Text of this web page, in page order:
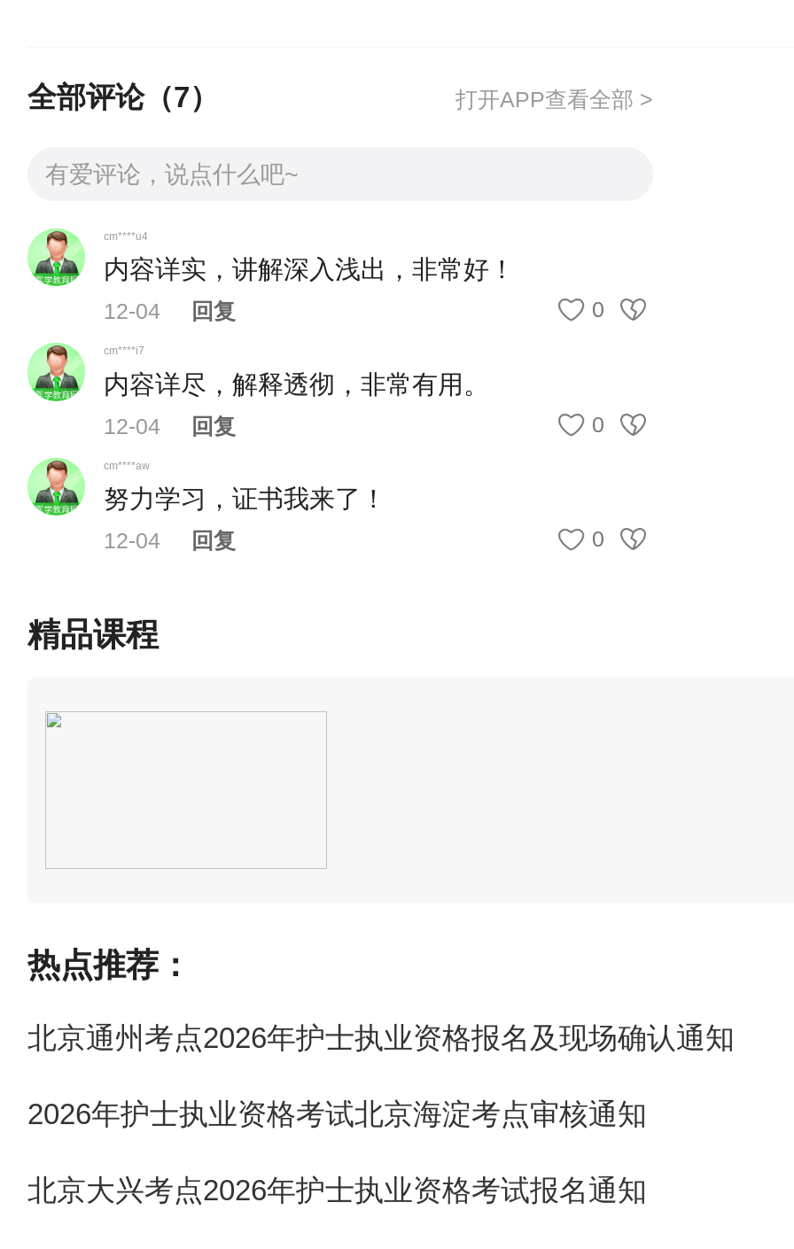
考生须在2025年12月9-22日期间，登录国家卫生健康
日持现场确认所需材料到单位（档案）所在地的现场确认点进
现场确认所需材料：
1.《2026年 护士执业资格考试报名申请表》（附件1），
2.有效身份证件原件和复印件。
生名册、学历证书鉴定证明等学籍证明材料。
治区教育厅印章）及实习证明（请按照实习证明模板提供，
1.市卫生信息与医学考试中心负责市直各医疗卫生机构考
请市直各医疗卫生机构对本单位符合报名条件考生资料的初
完毕后再次返回单位给考生签字确认。
2.各县（区）卫生健康局需在规定时间内对本辖区内符合
全部评论（7） 打开APP查看全部 >
cm****u4
内容详实，讲解深入浅出，非常好！
12-04 回复 0
cm****i7
内容详尽，解释透彻，非常有用。
12-04 回复 0
cm****aw
努力学习，证书我来了！
12-04 回复 0
精品课程
热点推荐：
北京通州考点2026年护士执业资格报名及现场确认通知
2026年护士执业资格考试北京海淀考点审核通知
北京大兴考点2026年护士执业资格考试报名通知